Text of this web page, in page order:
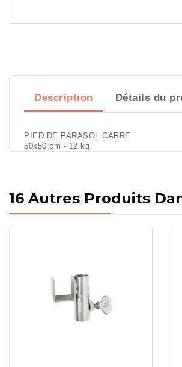
Description Détails du
PIED DE PARASOL CARRE
50x50 cm - 12 kg
16 Autres Produits